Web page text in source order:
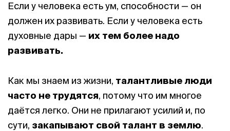
Если у человека есть ум, способности — он
должен их развивать. Если у человека есть
духовные дары — их тем более надо
развивать.
Как мы знаем из жизни, талантливые люди
часто не трудятся, потому что им многое
даётся легко. Они не прилагают усилий и, по
сути, закапывают свой талант в землю.